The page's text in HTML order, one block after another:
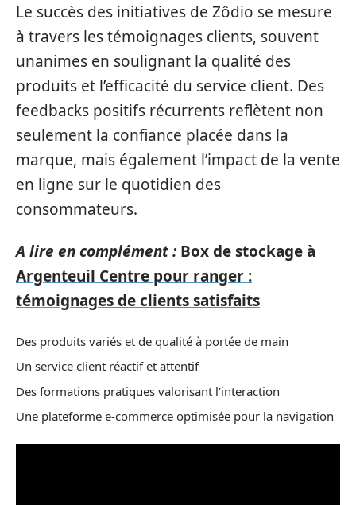
Le succès des initiatives de Zôdio se mesure
à travers les témoignages clients, souvent
unanimes en soulignant la qualité des
produits et l’efficacité du service client. Des
feedbacks positifs récurrents reflètent non
seulement la confiance placée dans la
marque, mais également l’impact de la vente
en ligne sur le quotidien des
consommateurs.
A lire en complément : Box de stockage à
Argenteuil Centre pour ranger :
témoignages de clients satisfaits
Des produits variés et de qualité à portée de main
Un service client réactif et attentif
Des formations pratiques valorisant l’interaction
Une plateforme e-commerce optimisée pour la navigation